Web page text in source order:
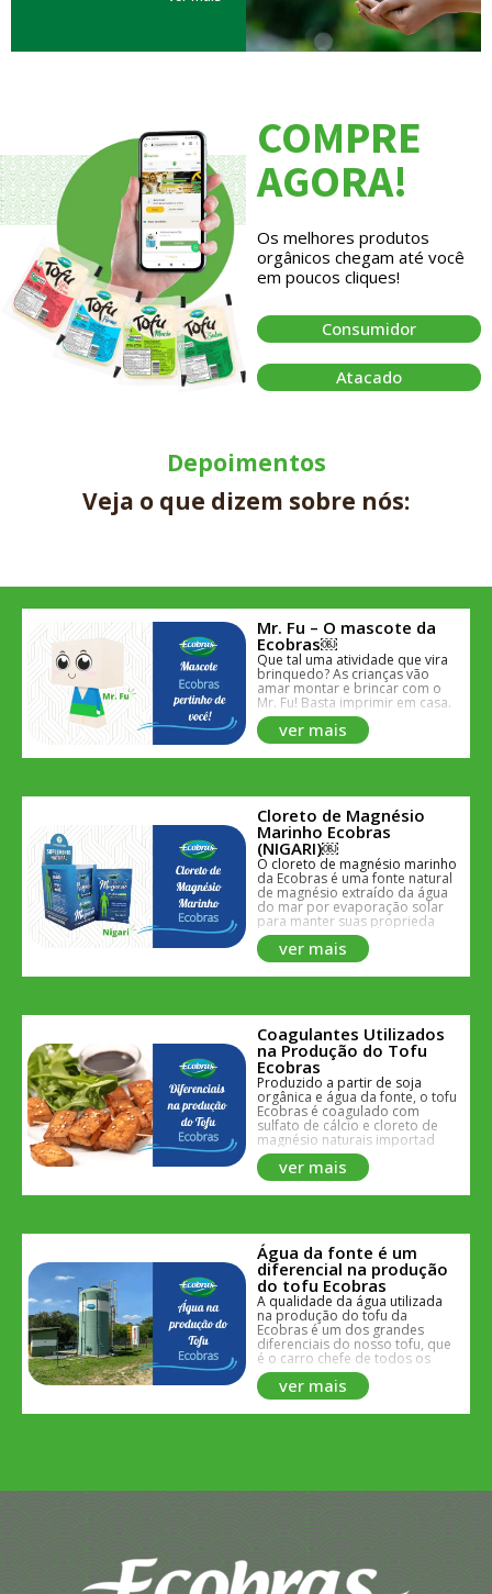
COMPRE
AGORA!
Os melhores produtos
orgânicos chegam até você
em poucos cliques!
Consumidor
Atacado
Depoimentos
Veja o que dizem sobre nós:
Mr. Fu – O mascote da
Ecobras￼
Que tal uma atividade que vira
brinquedo? As crianças vão
amar montar e brincar com o
Mr. Fu! Basta imprimir em casa.
ver mais
Cloreto de Magnésio
Marinho Ecobras
(NIGARI)￼
O cloreto de magnésio marinho
da Ecobras é uma fonte natural
de magnésio extraído da água
do mar por evaporação solar
para manter suas propriedades
ricas em minerais. É composto
essencialmente por cloreto de
magnésio obtido através de um
processo de filtragem
ver mais
Coagulantes Utilizados
na Produção do Tofu
Ecobras
Produzido a partir de soja
orgânica e água da fonte, o tofu
Ecobras é coagulado com
sulfato de cálcio e cloreto de
magnésio naturais importados
do Japão o que confere uma
grande garantia de qualidade.
ver mais
Água da fonte é um
diferencial na produção
do tofu Ecobras
A qualidade da água utilizada
na produção do tofu da
Ecobras é um dos grandes
diferenciais do nosso tofu, que
é o carro chefe de todos os
nossos produtos e com o qual
produzimos todos os demais
produtos orgânicos derivados
da soja.
ver mais